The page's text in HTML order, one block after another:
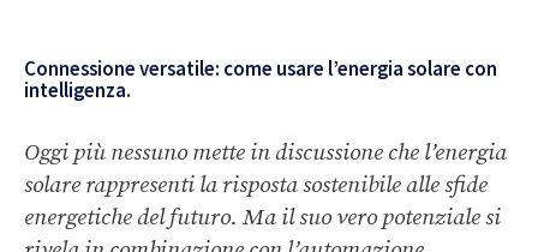
Connessione versatile: come usare l’energia solare con
intelligenza.
Oggi più nessuno mette in discussione che l’energia
solare rappresenti la risposta sostenibile alle sfide
energetiche del futuro. Ma il suo vero potenziale si